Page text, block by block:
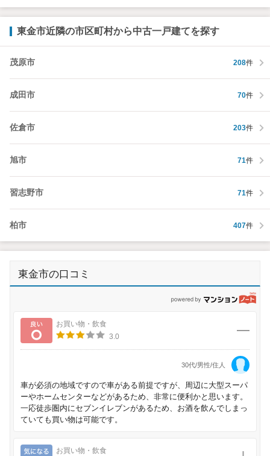
東金市近隣の市区町村から中古一戸建てを探す
茂原市 208件
成田市 70件
佐倉市 203件
旭市 71件
習志野市 71件
柏市 407件
東金市の口コミ
良い
お買い物・飲食
3.0
30代/男性/住人
車が必須の地域ですので車がある前提ですが、周辺に大型スーパ
ーやホームセンターなどがあるため、非常に便利かと思います。
一応徒歩圏内にセブンイレブンがあるため、お酒を飲んでしまっ
ていても買い物は可能です。
気になる
お買い物・飲食